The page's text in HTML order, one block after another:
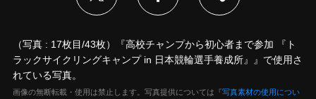
（写真 : 17枚目/43枚）『高校チャンプから初心者まで参加 『ト
ラックサイクリングキャンプ in 日本競輪選手養成所』』で使用さ
れている写真。
画像の無断転載・使用は禁止します。写真提供については『写真素材の使用につい